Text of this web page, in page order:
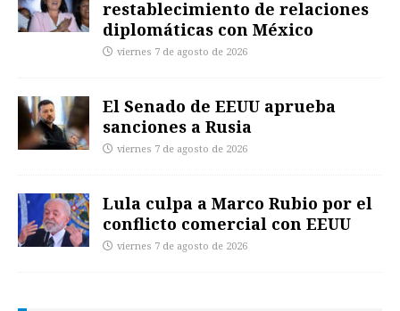
restablecimiento de relaciones
diplomáticas con México
viernes 7 de agosto de 2026
El Senado de EEUU aprueba
sanciones a Rusia
viernes 7 de agosto de 2026
Lula culpa a Marco Rubio por el
conflicto comercial con EEUU
viernes 7 de agosto de 2026